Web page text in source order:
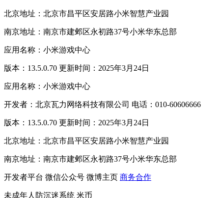
北京地址：北京市昌平区安居路小米智慧产业园
南京地址：南京市建邺区永初路37号小米华东总部
应用名称：小米游戏中心
版本：13.5.0.70 更新时间：2025年3月24日
应用名称：小米游戏中心
开发者：北京瓦力网络科技有限公司 电话：010-60606666
版本：13.5.0.70 更新时间：2025年3月24日
北京地址：北京市昌平区安居路小米智慧产业园
南京地址：南京市建邺区永初路37号小米华东总部
开发者平台 微信公众号 微博主页 商务合作
未成年人防沉迷系统 米币